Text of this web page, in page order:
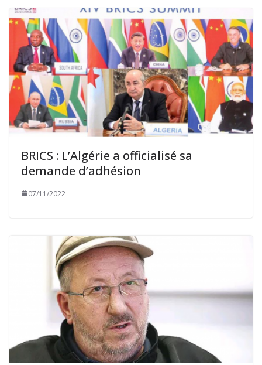
BRICS : L’Algérie a officialisé sa
demande d’adhésion
07/11/2022